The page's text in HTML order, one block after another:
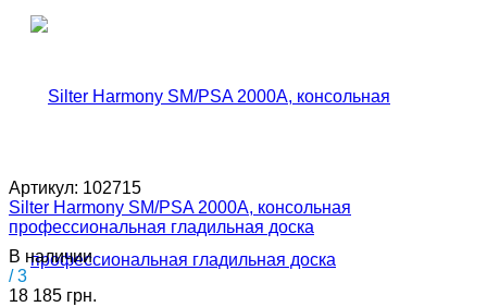
Артикул: 102715
Silter Harmony SM/PSA 2000A, консольная
профессиональная гладильная доска
В наличии
/ 3
18 185 грн.